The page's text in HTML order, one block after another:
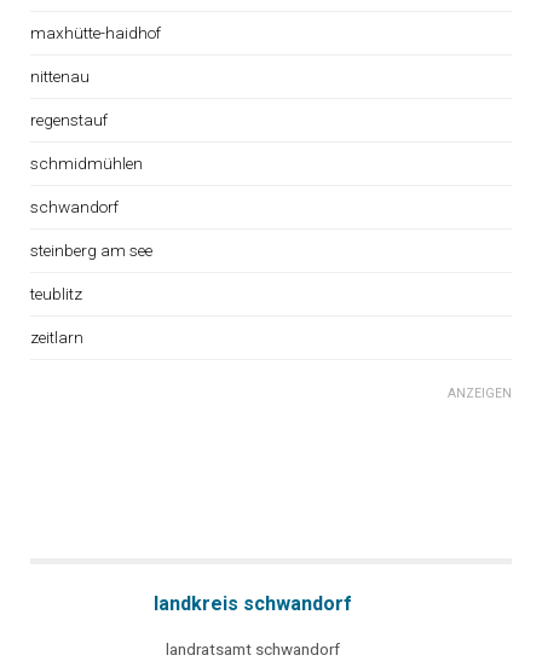
maxhütte-haidhof
nittenau
regenstauf
schmidmühlen
schwandorf
steinberg am see
teublitz
zeitlarn
ANZEIGEN
landkreis schwandorf
landratsamt schwandorf